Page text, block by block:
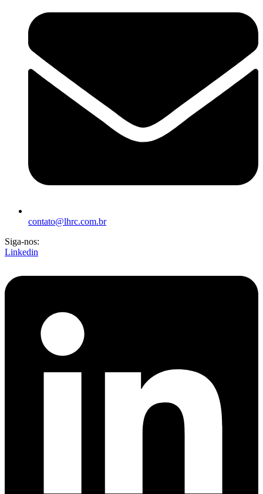
contato@lhrc.com.br
Siga-nos:
Linkedin